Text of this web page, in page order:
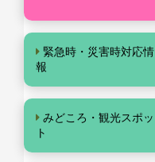
緊急時・災害時対応情
報
みどころ・観光スポッ
ト